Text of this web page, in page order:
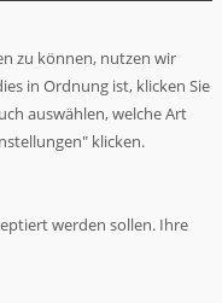
zu können, nutzen wir
in Ordnung ist, klicken Sie
auswählen, welche Art
klicken.
werden sollen. Ihre